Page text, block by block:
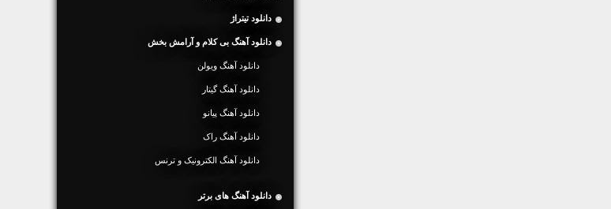
دانلود تیتراژ
دانلود آهنگ بی کلام و آرامش بخش
دانلود آهنگ ویولن
دانلود آهنگ گیتار
دانلود آهنگ پیانو
دانلود آهنگ راک
دانلود آهنگ الکترونیک و ترنس
دانلود آهنگ های برتر